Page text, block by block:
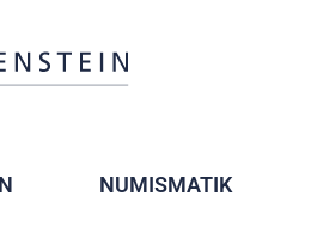
NUMISMATIK